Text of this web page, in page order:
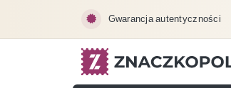
Gwarancja autentyczności